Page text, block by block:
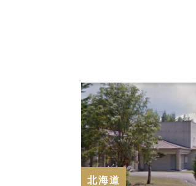
北海道